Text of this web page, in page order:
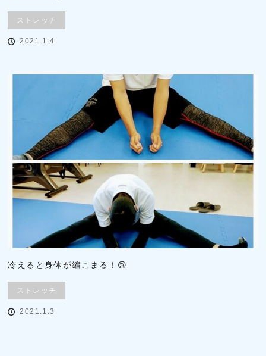
ストレッチ
2021.1.4
冷えると身体が縮こまる！😢
ストレッチ
2021.1.3